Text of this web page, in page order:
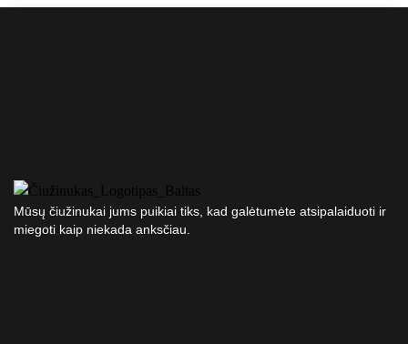
Mūsų čiužinukai jums puikiai tiks, kad galėtumėte atsipalaiduoti ir
miegoti kaip niekada anksčiau.